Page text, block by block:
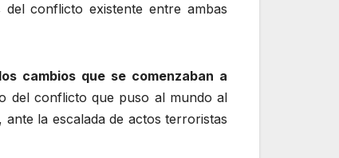
conflicto existente entre ambas
los cambios que se comenzaban a
del conflicto que puso al mundo al
la escalada de actos terroristas